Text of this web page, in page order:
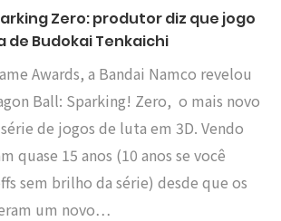
Zero: produtor diz que jogo
de Budokai Tenkaichi
Awards, a Bandai Namco revelou
Ball: Sparking! Zero, o mais novo
de jogos de luta em 3D. Vendo
quase 15 anos (10 anos se você
sem brilho da série) desde que os
um novo…